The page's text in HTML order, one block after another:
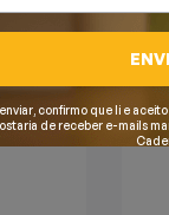
confirmo que li e aceito
de receber e-mails